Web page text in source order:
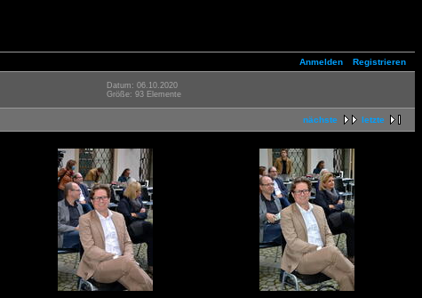
Anmelden Registrieren
Datum: 06.10.2020
Größe: 93 Elemente
nächste letzte